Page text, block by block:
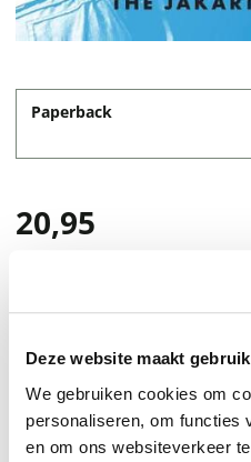
Deze website maakt
We gebruiken cookies om
personaliseren, om functies
en om ons websiteverkeer
Paperback
20,95